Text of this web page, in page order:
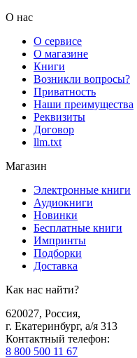
О нас
О сервисе
О магазине
Книги
Возникли вопросы?
Приватность
Наши преимущества
Реквизиты
Договор
llm.txt
Магазин
Электронные книги
Аудиокниги
Новинки
Бесплатные книги
Импринты
Подборки
Доставка
Как нас найти?
620027, Россия,
г. Екатеринбург, а/я 313
Контактный телефон:
8 800 500 11 67